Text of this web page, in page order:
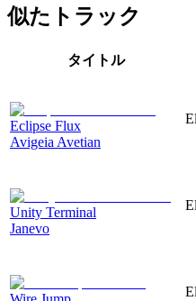
似たトラック
タイトル
Eclipse Flux
Avigeia Avetian
Unity Terminal
Janevo